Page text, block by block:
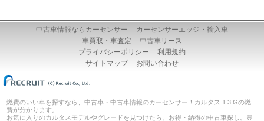
中古車情報ならカーセンサー
カーセンサーエッジ・輸入車
車買取・車査定
中古車リース
プライバシーポリシー
利用規約
サイトマップ
お問い合わせ
燃費のいい車を探すなら、中古車・中古車情報のカーセンサー！カルタス 1.3 Gの燃
費が分かります。
お気に入りのカルタスモデルやグレードを見つけたら、お得・納得の中古車探し。豊